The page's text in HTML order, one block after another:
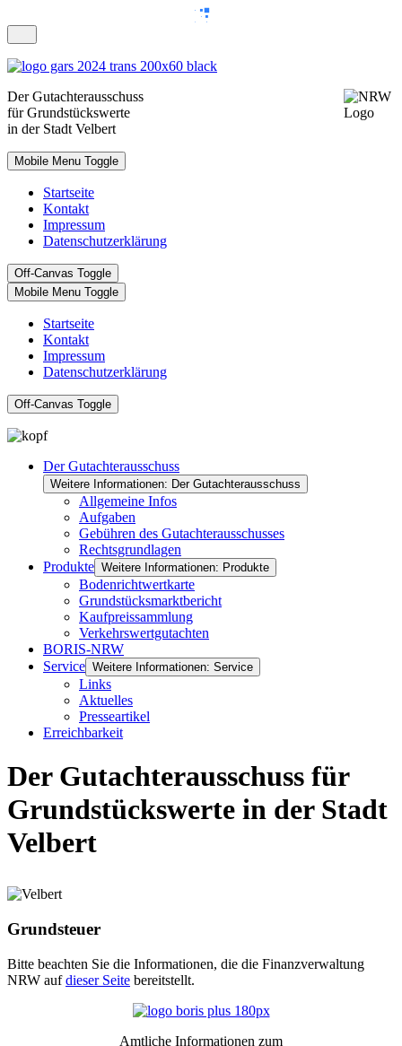
DerGutachterausschuss
für Grundstückswerte
in der Stadt Velbert
Mobile Menu Toggle
Startseite
Kontakt
Impressum
Datenschutzerklärung
Off-Canvas Toggle
Mobile Menu Toggle
Startseite
Kontakt
Impressum
Datenschutzerklärung
Off-Canvas Toggle
Der Gutachterausschuss
Weitere Informationen: Der Gutachterausschuss
Allgemeine Infos
Aufgaben
Gebühren des Gutachterausschusses
Rechtsgrundlagen
Produkte Weitere Informationen: Produkte
Bodenrichtwertkarte
Grundstücksmarktbericht
Kaufpreissammlung
Verkehrswertgutachten
BORIS-NRW
Service Weitere Informationen: Service
Links
Aktuelles
Presseartikel
Erreichbarkeit
Der Gutachterausschuss für
Grundstückswerte in der Stadt
Velbert
Grundsteuer
Bitte beachten Sie die Informationen, die die Finanzverwaltung
NRW aufdieser Seite bereitstellt.
Amtliche Informationen zum